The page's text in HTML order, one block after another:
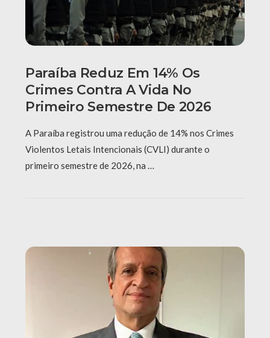
Paraíba Reduz Em 14% Os
Crimes Contra A Vida No
Primeiro Semestre De 2026
A Paraíba registrou uma redução de 14% nos Crimes
Violentos Letais Intencionais (CVLI) durante o
primeiro semestre de 2026, na …